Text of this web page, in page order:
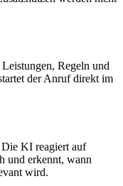
Regeln und
der Anruf direkt im
KI reagiert auf
und erkennt, wann
wird.